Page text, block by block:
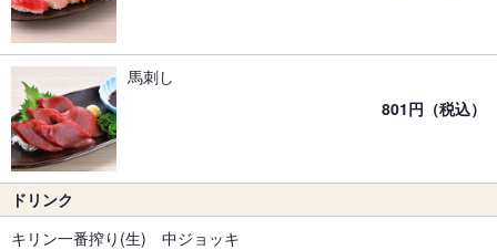
馬刺し
801円（税込）
ドリンク
キリン一番搾り(生) 中ジョッキ